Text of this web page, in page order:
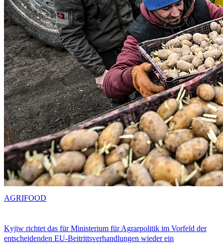
Kyjiw richtet das für Ministerium für Agrarpolitik im Vorfeld der
entscheidenden EU-Beitrittsverhandlungen wieder ein
AGRIFOOD